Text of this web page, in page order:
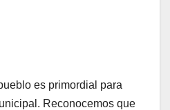
es primordial para
Reconocemos que